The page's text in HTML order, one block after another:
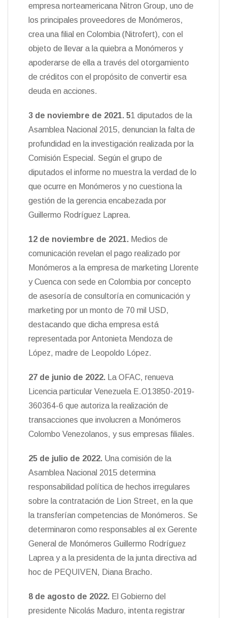
empresa norteamericana Nitron Group, uno de
los principales proveedores de Monómeros,
crea una filial en Colombia (Nitrofert), con el
objeto de llevar a la quiebra a Monómeros y
apoderarse de ella a través del otorgamiento
de créditos con el propósito de convertir esa
deuda en acciones.
3 de noviembre de 2021. 51 diputados de la
Asamblea Nacional 2015, denuncian la falta de
profundidad en la investigación realizada por la
Comisión Especial. Según el grupo de
diputados el informe no muestra la verdad de lo
que ocurre en Monómeros y no cuestiona la
gestión de la gerencia encabezada por
Guillermo Rodríguez Laprea.
12 de noviembre de 2021. Medios de
comunicación revelan el pago realizado por
Monómeros a la empresa de marketing Llorente
y Cuenca con sede en Colombia por concepto
de asesoría de consultoría en comunicación y
marketing por un monto de 70 mil USD,
destacando que dicha empresa está
representada por Antonieta Mendoza de
López, madre de Leopoldo López.
27 de junio de 2022. La OFAC, renueva
Licencia particular Venezuela E.O13850-2019-
360364-6 que autoriza la realización de
transacciones que involucren a Monómeros
Colombo Venezolanos, y sus empresas filiales.
25 de julio de 2022. Una comisión de la
Asamblea Nacional 2015 determina
responsabilidad política de hechos irregulares
sobre la contratación de Lion Street, en la que
la transferían competencias de Monómeros. Se
determinaron como responsables al ex Gerente
General de Monómeros Guillermo Rodríguez
Laprea y a la presidenta de la junta directiva ad
hoc de PEQUIVEN, Diana Bracho.
8 de agosto de 2022. El Gobierno del
presidente Nicolás Maduro, intenta registrar